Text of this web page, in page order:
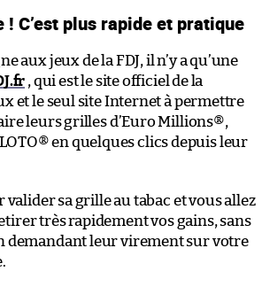
! C’est plus rapide et pratique
aux jeux de la FDJ, il n’y a qu’une
, qui est le site officiel de la
et le seul site Internet à permettre
leurs grilles d’Euro Millions®,
en quelques clics depuis leur
valider sa grille au tabac et vous allez
très rapidement vos gains, sans
demandant leur virement sur votre